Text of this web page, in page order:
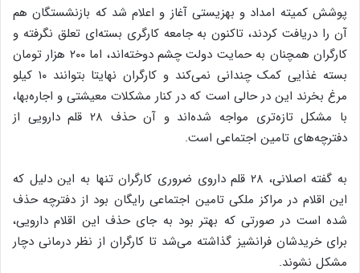
پوشش کمیته امداد و بهزیستی آغاز و اعلام شد که بازنشستگان هم
آن را دریافت کردند، تاکنون به جامعه کارگری بسته‌ای تعلق نگرفته و
کارگران همچنان به حمایت دولت چشم دوخته‌اند، اما ۲۰۰ هزار تومان
بسته‌ غذایی کمک چندانی نمی‌کند و کارگران نهایتا بتوانند ۱۰ کیلو
مرغ بخرند این در حالی است که در کنار مشکلات معیشتی و اجاره‌بها،
با مشکل تازه‌تری مواجه شده‌اند و آن حذف ۲۸ قلم دارویی از
دفترچه‌های تامین اجتماعی است.
به گفته اصلانی، ۲۸ قلم داروی ضروری کارگران تنها به این دلیل که
این اقلام در مراکز ملکی تامین اجتماعی رایگان بود از دفترچه حذف
شده است در صورتی که بهتر بود به جای حذف این اقلام دارویی،
برای خریدشان فرانشیز گذاشته می‌شد تا کارگران از نظر درمانی دچار
مشکل نشوند.